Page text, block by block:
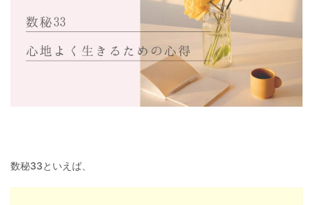
数秘33といえば、